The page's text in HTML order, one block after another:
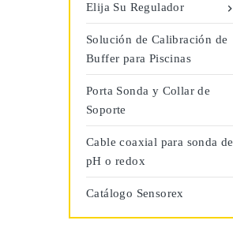

Elija Su Regulador
Solución de Calibración de
Buffer para Piscinas
Porta Sonda y Collar de
Soporte
Cable coaxial para sonda de
pH o redox
Catálogo Sensorex